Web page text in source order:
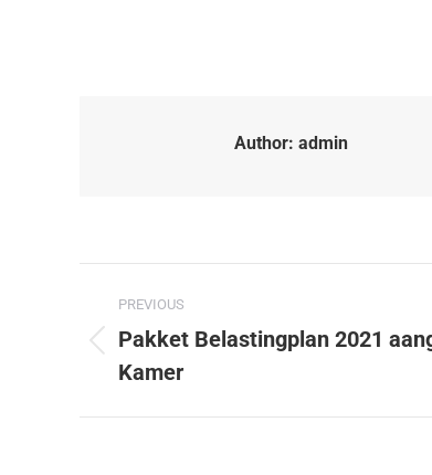
Author: admin
PREVIOUS
Pakket Belastingplan 2021
Kamer